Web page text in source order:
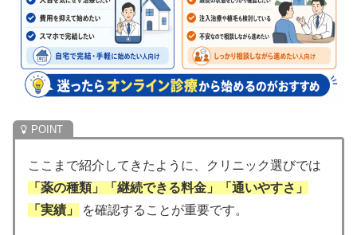
ここまで紹介してきたように、クリニック選びでは
「薬の種類」「継続できる料金」「通いやすさ」
「実績」
を確認することが重要です。